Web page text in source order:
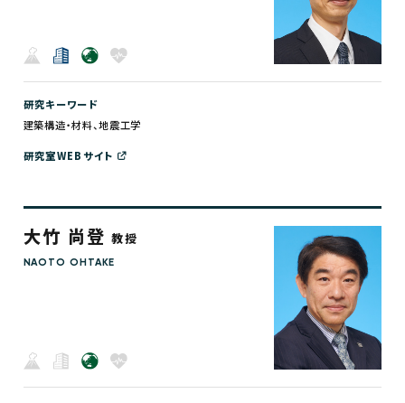
研究キーワード
建築構造・材料、地震工学
研究室WEBサイト
大竹 尚登教授
NAOTO OHTAKE